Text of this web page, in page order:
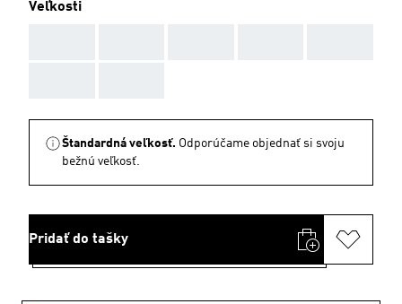
Veľkosti
Štandardná veľkosť. Odporúčame objednať si svoju
bežnú veľkosť.
Pridať do tašky